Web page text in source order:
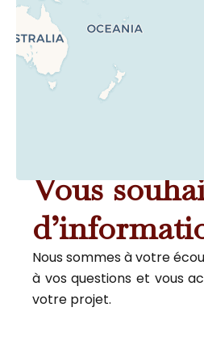
Vous
Nous sommes à votre
à vos questions et vous
votre projet.